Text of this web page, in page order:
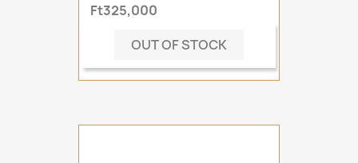
Ft325,000
OUT OF STOCK